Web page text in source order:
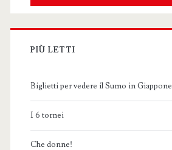
PIÙ LETTI
Biglietti per vedere il Sumo in Giappone
I 6 tornei
Che donne!